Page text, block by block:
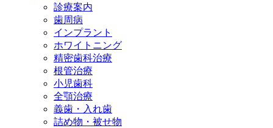
診療案内
歯周病
インプラント
ホワイトニング
精密歯科治療
根管治療
小児歯科
全顎治療
義歯・入れ歯
詰め物・被せ物